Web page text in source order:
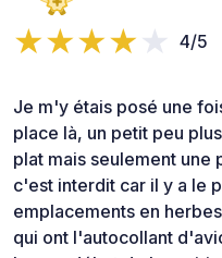
4/5
Je m'y étais posé une
place là, un petit peu
plat mais seulement une
c'est interdit car il y a le
emplacements en
qui ont l'autocollant